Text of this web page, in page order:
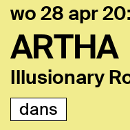
ARTHA
Illusionary
wo 28 apr
dans